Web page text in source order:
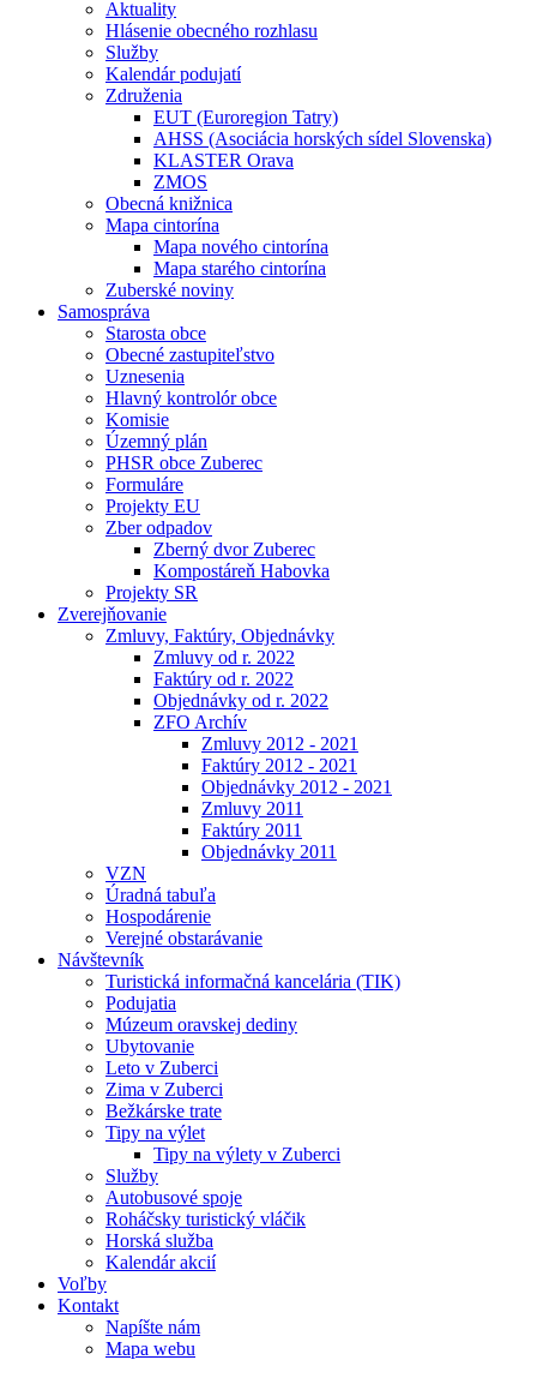
Aktuality
Hlásenie obecného rozhlasu
Služby
Kalendár podujatí
Združenia
EUT (Euroregion Tatry)
AHSS (Asociácia horských sídel Slovenska)
KLASTER Orava
ZMOS
Obecná knižnica
Mapa cintorína
Mapa nového cintorína
Mapa starého cintorína
Zuberské noviny
Samospráva
Starosta obce
Obecné zastupiteľstvo
Uznesenia
Hlavný kontrolór obce
Komisie
Územný plán
PHSR obce Zuberec
Formuláre
Projekty EU
Zber odpadov
Zberný dvor Zuberec
Kompostáreň Habovka
Projekty SR
Zverejňovanie
Zmluvy, Faktúry, Objednávky
Zmluvy od r. 2022
Faktúry od r. 2022
Objednávky od r. 2022
ZFO Archív
Zmluvy 2012 - 2021
Faktúry 2012 - 2021
Objednávky 2012 - 2021
Zmluvy 2011
Faktúry 2011
Objednávky 2011
VZN
Úradná tabuľa
Hospodárenie
Verejné obstarávanie
Návštevník
Turistická informačná kancelária (TIK)
Podujatia
Múzeum oravskej dediny
Ubytovanie
Leto v Zuberci
Zima v Zuberci
Bežkárske trate
Tipy na výlet
Tipy na výlety v Zuberci
Služby
Autobusové spoje
Roháčsky turistický vláčik
Horská služba
Kalendár akcií
Voľby
Kontakt
Napíšte nám
Mapa webu